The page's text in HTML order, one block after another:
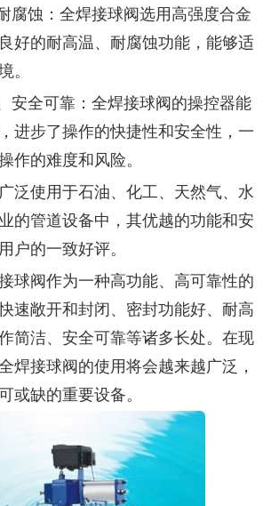
蚀：全焊接球阀选用高强度合金
好的耐高温、耐腐蚀功能，能够适
。
全可靠：全焊接球阀的操控器能
进步了操作的快捷性和安全性，一
作的难度和风险。
使用于石油、化工、天然气、水
的管道设备中，其优越的功能和安
户的一致好评。
阀作为一种高功能、高可靠性的
速敞开和封闭、密封功能好、耐高
简洁、安全可靠等诸多长处。在现
焊接球阀的使用将会越来越广泛，
或缺的重要设备。